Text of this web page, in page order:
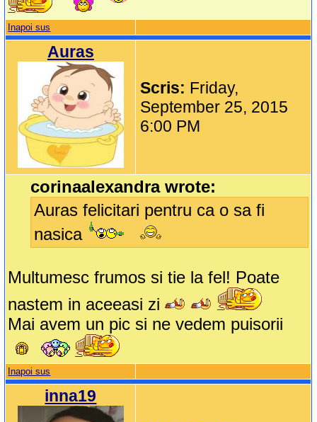
Inapoi sus
Auras
Scris: Friday,
September 25, 2015
6:00 PM
corinaalexandra wrote:
Auras felicitari pentru ca o sa fi
nasica
Multumesc frumos si tie la fel! Poate
nastem in aceeasi zi
Mai avem un pic si ne vedem puisorii
Inapoi sus
inna19